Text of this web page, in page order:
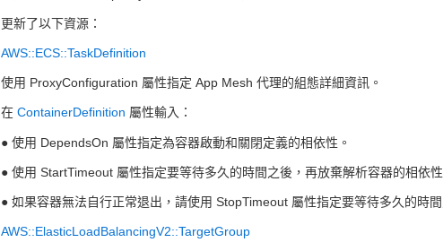
更新了以下資源：
AWS::ECS::TaskDefinition
使用 ProxyConfiguration 屬性指定 App Mesh 代理的組態詳細資訊。
在 ContainerDefinition 屬性輸入：
● 使用 DependsOn 屬性指定為容器啟動和關閉定義的相依性。
● 使用 StartTimeout 屬性指定要等待多久的時間之後，再放棄解析容器的相依性
● 如果容器無法自行正常退出，請使用 StopTimeout 屬性指定要等待多久的時
AWS::ElasticLoadBalancingV2::TargetGroup